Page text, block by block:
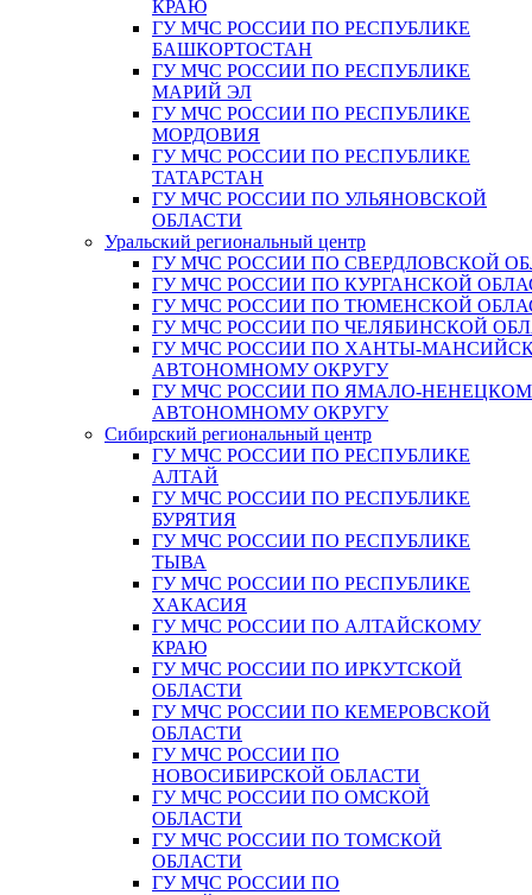
КРАЮ
ГУ МЧС РОССИИ ПО РЕСПУБЛИКЕ
БАШКОРТОСТАН
ГУ МЧС РОССИИ ПО РЕСПУБЛИКЕ
МАРИЙ ЭЛ
ГУ МЧС РОССИИ ПО РЕСПУБЛИКЕ
МОРДОВИЯ
ГУ МЧС РОССИИ ПО РЕСПУБЛИКЕ
ТАТАРСТАН
ГУ МЧС РОССИИ ПО УЛЬЯНОВСКОЙ
ОБЛАСТИ
Уральский региональный центр
ГУ МЧС РОССИИ ПО СВЕРДЛОВСКОЙ
ГУ МЧС РОССИИ ПО КУРГАНСКОЙ
ГУ МЧС РОССИИ ПО ТЮМЕНСКОЙ
ГУ МЧС РОССИИ ПО ЧЕЛЯБИНСКОЙ
ГУ МЧС РОССИИ ПО ХАНТЫ-
АВТОНОМНОМУ ОКРУГУ
ГУ МЧС РОССИИ ПО ЯМАЛО-
АВТОНОМНОМУ ОКРУГУ
Сибирский региональный центр
ГУ МЧС РОССИИ ПО РЕСПУБЛИКЕ
АЛТАЙ
ГУ МЧС РОССИИ ПО РЕСПУБЛИКЕ
БУРЯТИЯ
ГУ МЧС РОССИИ ПО РЕСПУБЛИКЕ
ТЫВА
ГУ МЧС РОССИИ ПО РЕСПУБЛИКЕ
ХАКАСИЯ
ГУ МЧС РОССИИ ПО АЛТАЙСКОМУ
КРАЮ
ГУ МЧС РОССИИ ПО ИРКУТСКОЙ
ОБЛАСТИ
ГУ МЧС РОССИИ ПО КЕМЕРОВСКОЙ
ОБЛАСТИ
ГУ МЧС РОССИИ ПО
НОВОСИБИРСКОЙ ОБЛАСТИ
ГУ МЧС РОССИИ ПО ОМСКОЙ
ОБЛАСТИ
ГУ МЧС РОССИИ ПО ТОМСКОЙ
ОБЛАСТИ
ГУ МЧС РОССИИ ПО